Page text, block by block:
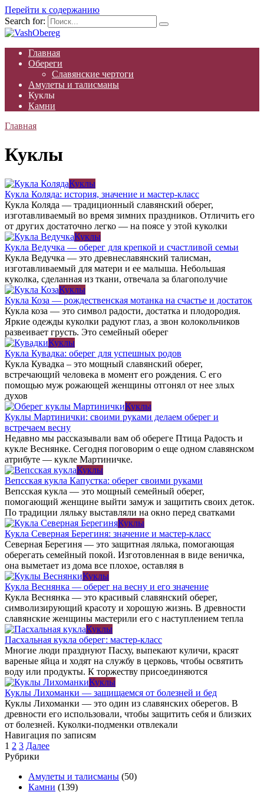
Перейти к содержанию
Search for:
Главная
Обереги
Славянские чертоги
Амулеты и талисманы
Куклы
Камни
Главная
Куклы
Куклы
Кукла Коляда: история, значение и мастер-класс
Кукла Коляда — традиционный славянский оберег,
изготавливаемый во время зимних праздников. Отличить его
от других достаточно легко — на поясе у этой куколки
Куклы
Кукла Ведучка — оберег для крепкой и счастливой семьи
Кукла Ведучка — это древнеславянский талисман,
изготавливаемый для матери и ее малыша. Небольшая
куколка, сделанная из ткани, отвечала за благополучие
Куклы
Кукла Коза — рождественская мотанка на счастье и достаток
Кукла коза — это символ радости, достатка и плодородия.
Яркие одежды куколки радуют глаз, а звон колокольчиков
развеивает грусть. Это семейный оберег
Куклы
Кукла Кувадка: оберег для успешных родов
Кукла Кувадка – это мощный славянский оберег,
встречающий человека в момент его рождения. С его
помощью муж рожающей женщины отгонял от нее злых
духов
Куклы
Куклы Мартинички: своими руками делаем оберег и
встречаем весну
Недавно мы рассказывали вам об обереге Птица Радость и
кукле Веснянке. Сегодня поговорим о еще одном славянском
атрибуте — кукле Мартиничке.
Куклы
Вепсская кукла Капустка: оберег своими руками
Вепсская кукла — это мощный семейный оберег,
помогающий женщине выйти замуж и защитить своих деток.
По традиции ляльку выставляли на окно перед сватками
Куклы
Кукла Северная Берегиня: значение и мастер-класс
Северная Берегиня — это защитная лялька, помогающая
оберегать семейный покой. Изготовленная в виде веничка,
она выметает из дома все плохое, оставляя в
Куклы
Кукла Веснянка — оберег на весну и его значение
Кукла Веснянка — это красивый славянский оберег,
символизирующий красоту и хорошую жизнь. В древности
славянские женщины мастерили его с наступлением тепла
Куклы
Пасхальная кукла оберег: мастер-класс
Многие люди празднуют Пасху, выпекают куличи, красят
вареные яйца и ходят на службу в церковь, чтобы освятить
воду или продукты. К торжеству присоединяются
Куклы
Куклы Лихоманки — защищаемся от болезней и бед
Куклы Лихоманки — это один из славянских оберегов. В
древности его использовали, чтобы защитить себя и близких
от болезней. Куколки-подменки отвлекали
Навигация по записям
1 2 3 Далее
Рубрики
Амулеты и талисманы (50)
Камни (139)